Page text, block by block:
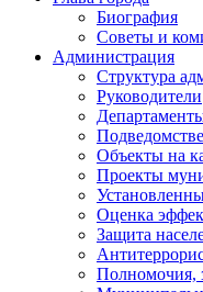
Биография
Советы и
Администрация
Структура
Руководители
Объекты на
Проекты
Оценка
Защита
Полномочия,